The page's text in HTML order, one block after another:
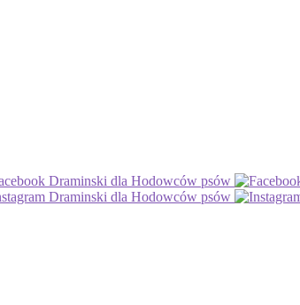
Draminski dla Hodowców psów
Draminski dla Hodowców psów